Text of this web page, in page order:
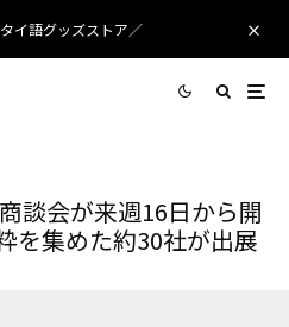
イ語グッズストア／
談会が来週16日から開
を集めた約30社が出展